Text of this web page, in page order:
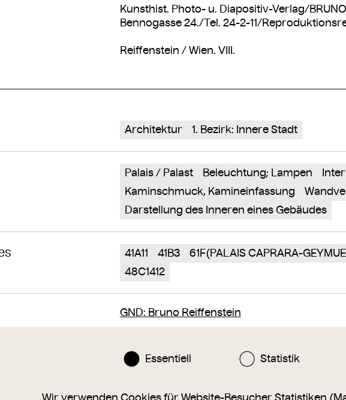
Essentiell Statistik
Kunsthist. Photo- u. Diapositiv-Verlag/BRUNO
Bennogasse 24./Tel. 24-2-11/
Reiffenstein / Wien. VIII.
Architektur 1. Bezirk: Innere Stadt
Palais / Palast Beleuchtung; Lampen
Kaminschmuck, Kamineinfassung
Darstellung des Inneren eines Gebäudes
41A11 41B3
61F(PALAIS CAPRARA-
48C1412
GND: Bruno Reiffenstein
Fehler gefunden oder eine Ergänzung zu diesem Objekt?
onlinesammlung@wienmuseum.at